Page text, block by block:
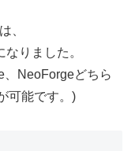
、
りました。
、NeoForgeどちら
可能です。)